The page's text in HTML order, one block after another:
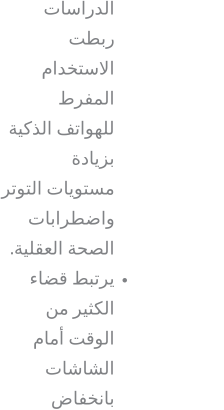
الدراسات
ربطت
الاستخدام
المفرط
للهواتف الذكية
بزيادة
مستويات التوتر
واضطرابات
الصحة العقلية.
يرتبط قضاء
الكثير من
الوقت أمام
الشاشات
بانخفاض